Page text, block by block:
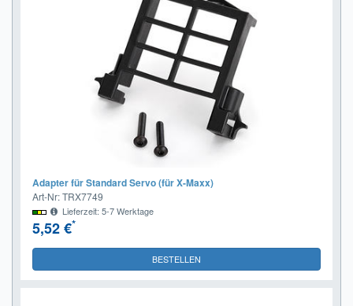
Adapter für Standard Servo (für X-Maxx)
Art-Nr: TRX7749
Lieferzeit: 5-7 Werktage
5,52 €*
BESTELLEN